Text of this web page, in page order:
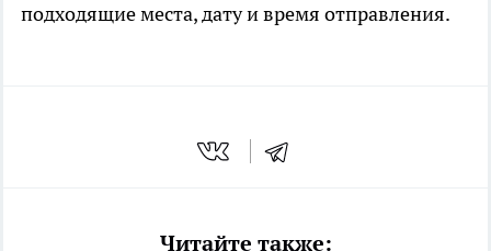
подходящие места, дату и время отправления.
Читайте также: